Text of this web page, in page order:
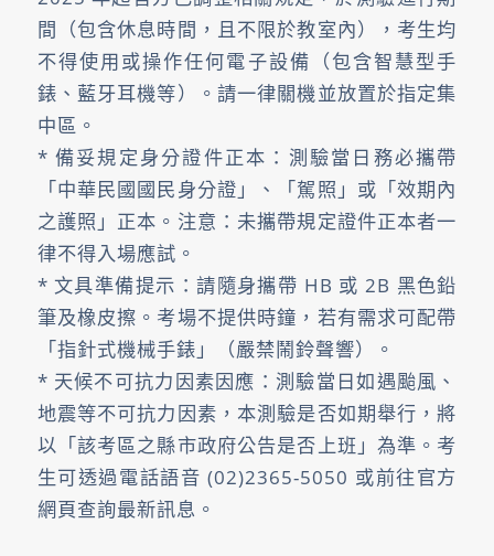
間（包含休息時間，且不限於教室內），考生均
不得使用或操作任何電子設備（包含智慧型手
錶、藍牙耳機等）。請一律關機並放置於指定集
中區。
* 備妥規定身分證件正本：測驗當日務必攜帶
「中華民國國民身分證」、「駕照」或「效期內
之護照」正本。注意：未攜帶規定證件正本者一
律不得入場應試。
* 文具準備提示：請隨身攜帶 HB 或 2B 黑色鉛
筆及橡皮擦。考場不提供時鐘，若有需求可配帶
「指針式機械手錶」（嚴禁鬧鈴聲響）。
* 天候不可抗力因素因應：測驗當日如遇颱風、
地震等不可抗力因素，本測驗是否如期舉行，將
以「該考區之縣市政府公告是否上班」為準。考
生可透過電話語音 (02)2365-5050 或前往官方
網頁查詢最新訊息。